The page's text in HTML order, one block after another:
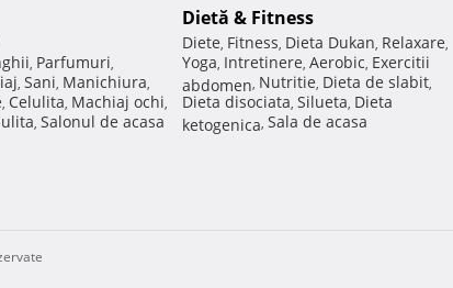
, Parfumuri,
, Sani, Manichiura,
, Celulita, Machiaj ochi,
, Salonul de acasa
Dietă & Fitness
Diete, Fitness, Dieta Dukan, Relaxare,
Yoga, Intretinere, Aerobic, Exercitii
abdomen, Nutritie, Dieta de slabit,
Dieta disociata, Silueta, Dieta
ketogenica, Sala de acasa